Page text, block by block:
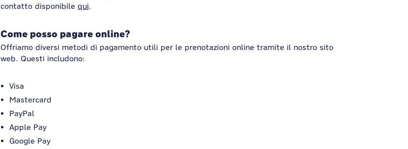
contatto disponibile qui.
Come posso pagare online?
Offriamo diversi metodi di pagamento utili per le prenotazioni online tramite il nostro sito
web. Questi includono:
Visa
Mastercard
PayPal
Apple Pay
Google Pay